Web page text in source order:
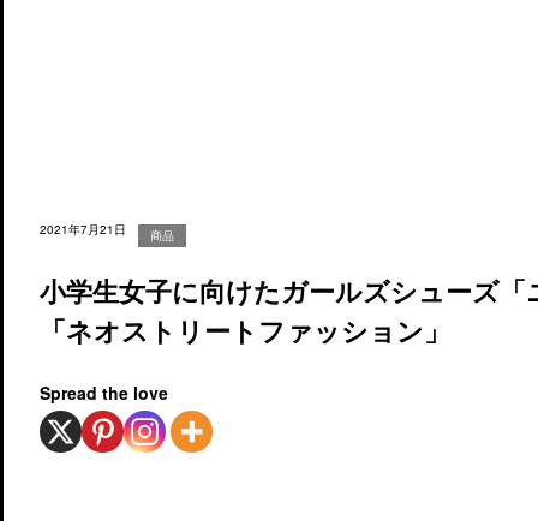
2021年7月21日 商品
小学生女子に向けたガールズシューズ
「ネオストリートファッション」
Spread the love